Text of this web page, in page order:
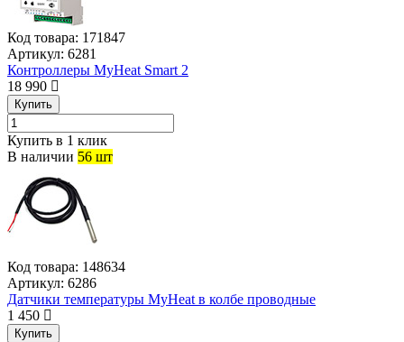
Код товара: 171847
Артикул: 6281
Контроллеры MyHeat Smart 2
18 990
Купить
Купить в 1 клик
В наличии 56 шт
Код товара: 148634
Артикул: 6286
Датчики температуры MyHeat в колбе проводные
1 450
Купить